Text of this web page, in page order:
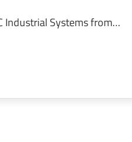
Industrial Systems from…